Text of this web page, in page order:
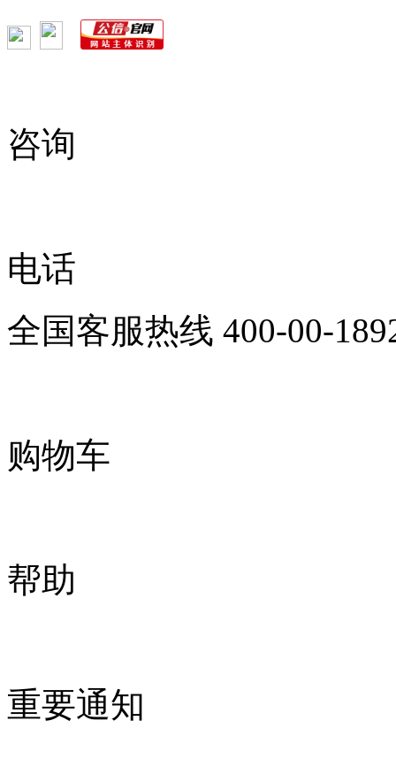
咨询
电话
全国客服热线 400-00-
购物车
帮助
重要通知